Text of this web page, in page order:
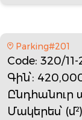
Parking#201
Code: 320/11-
Գին՝:
Ընդհանուր
Մակերես՝ (մ²)